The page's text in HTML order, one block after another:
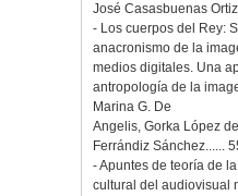
José Casasbuenas Ortiz
- Los cuerpos del Rey:
anacronismo de la
medios digitales. Una
antropología de la
Marina G. De
Angelis, Gorka López
Ferrándiz Sánchez......
- Apuntes de teoría de
cultural del audiovisual